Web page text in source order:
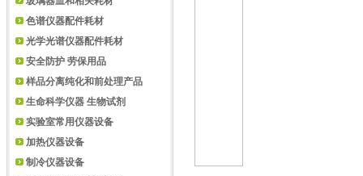
色谱仪器配件耗材
光学光谱仪器配件耗材
安全防护 劳保用品
样品分离纯化和前处理产品
生命科学仪器 生物试剂
实验室常用仪器设备
加热仪器设备
制冷仪器设备